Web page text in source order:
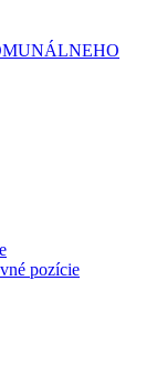
pozície